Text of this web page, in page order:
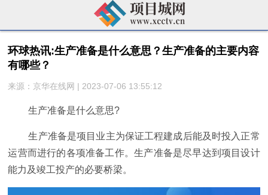
环球热讯:生产准备是什么意思？生产准备的主要内容
有哪些？
来源：京华在线网 | 2023-07-06 13:55:12
生产准备是什么意思?
生产准备是项目业主为保证工程建成后能及时投入正常
运营而进行的各项准备工作。生产准备是尽早达到项目设计
能力及竣工投产的必要桥梁。